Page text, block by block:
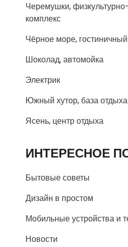
Черемушки,
комплекс
Чёрное море,
Шоколад, автомойка
Электрик
Южный хутор, база отдыха
Ясень, центр отдыха
ИНТЕРЕСНОЕ
Бытовые советы
Дизайн в простом
Мобильные устройства и
Новости